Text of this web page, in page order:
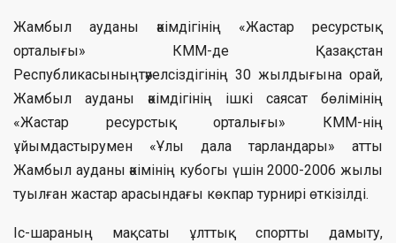
Жамбыл ауданы әкімдігінің «Жастар ресурстық
орталығы» КММ-де Қазақстан
Республикасыныңтәуелсіздігінің 30 жылдығына орай,
Жамбыл ауданы әкімдігінің ішкі саясат бөлімінің
«Жастар ресурстық орталығы» КММ-нің
ұйымдастырумен «Ұлы дала тарландары» атты
Жамбыл ауданы әкімінің кубогы үшін 2000-2006 жылы
туылған жастар арасындағы көкпар турнирі өткізілді.
Іс-шараның мақсаты ұлттық спортты дамыту,